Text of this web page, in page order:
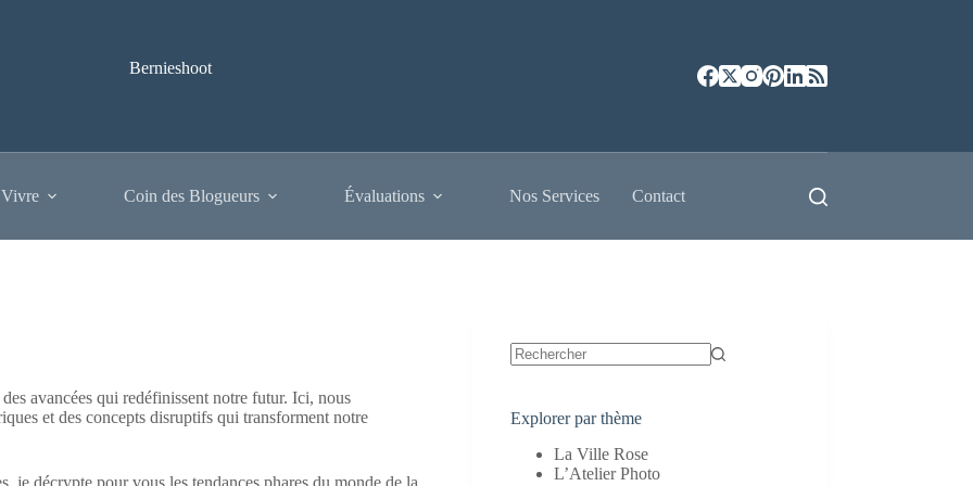
Bernieshoot
Coin des Blogueurs Évaluations Nos Services Contact
avancées qui redéfinissent notre futur. Ici, nous
et des concepts disruptifs qui transforment notre
Explorer par thème
La Ville Rose
L’Atelier Photo